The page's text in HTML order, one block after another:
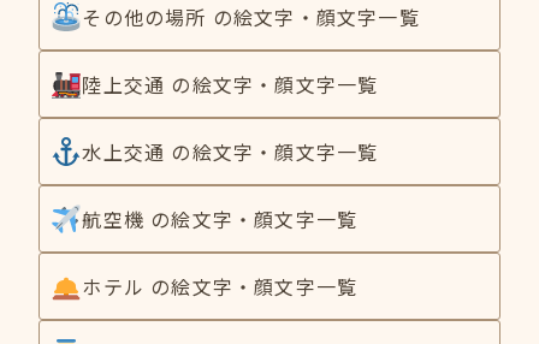
その他の場所 の絵文字・顔文字一覧
陸上交通 の絵文字・顔文字一覧
水上交通 の絵文字・顔文字一覧
航空機 の絵文字・顔文字一覧
ホテル の絵文字・顔文字一覧